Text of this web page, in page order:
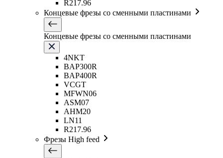
R217.96
Концевые фрезы со сменными пластинами
Концевые фрезы со сменными пластинами
4NKT
BAP300R
BAP400R
VCGT
MFWN06
ASM07
AHM20
LN11
R217.96
Фрезы High feed